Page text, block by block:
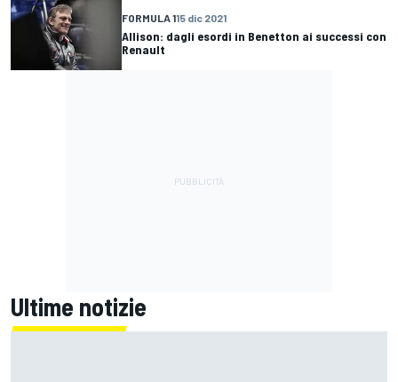
FORMULA 115 dic 2021
Allison: dagli esordi in Benetton ai successi con
Renault
Ultime notizie